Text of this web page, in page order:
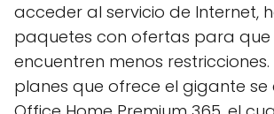
acceder al servicio de Internet,
paquetes con ofertas para que
encuentren menos restricciones.
planes que ofrece el gigante se